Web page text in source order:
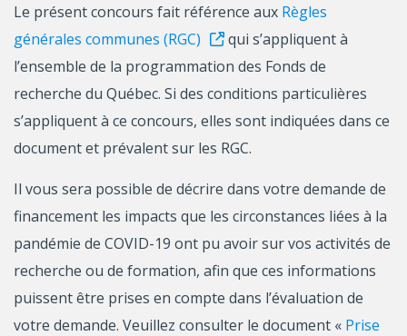
Le présent concours fait référence aux Règles
générales communes (RGC)
qui s’appliquent à
l’ensemble de la programmation des Fonds de
recherche du Québec. Si des conditions particulières
s’appliquent à ce concours, elles sont indiquées dans ce
document et prévalent sur les RGC.
Il vous sera possible de décrire dans votre demande de
financement les impacts que les circonstances liées à la
pandémie de COVID-19 ont pu avoir sur vos activités de
recherche ou de formation, afin que ces informations
puissent être prises en compte dans l’évaluation de
votre demande. Veuillez consulter le document « Prise